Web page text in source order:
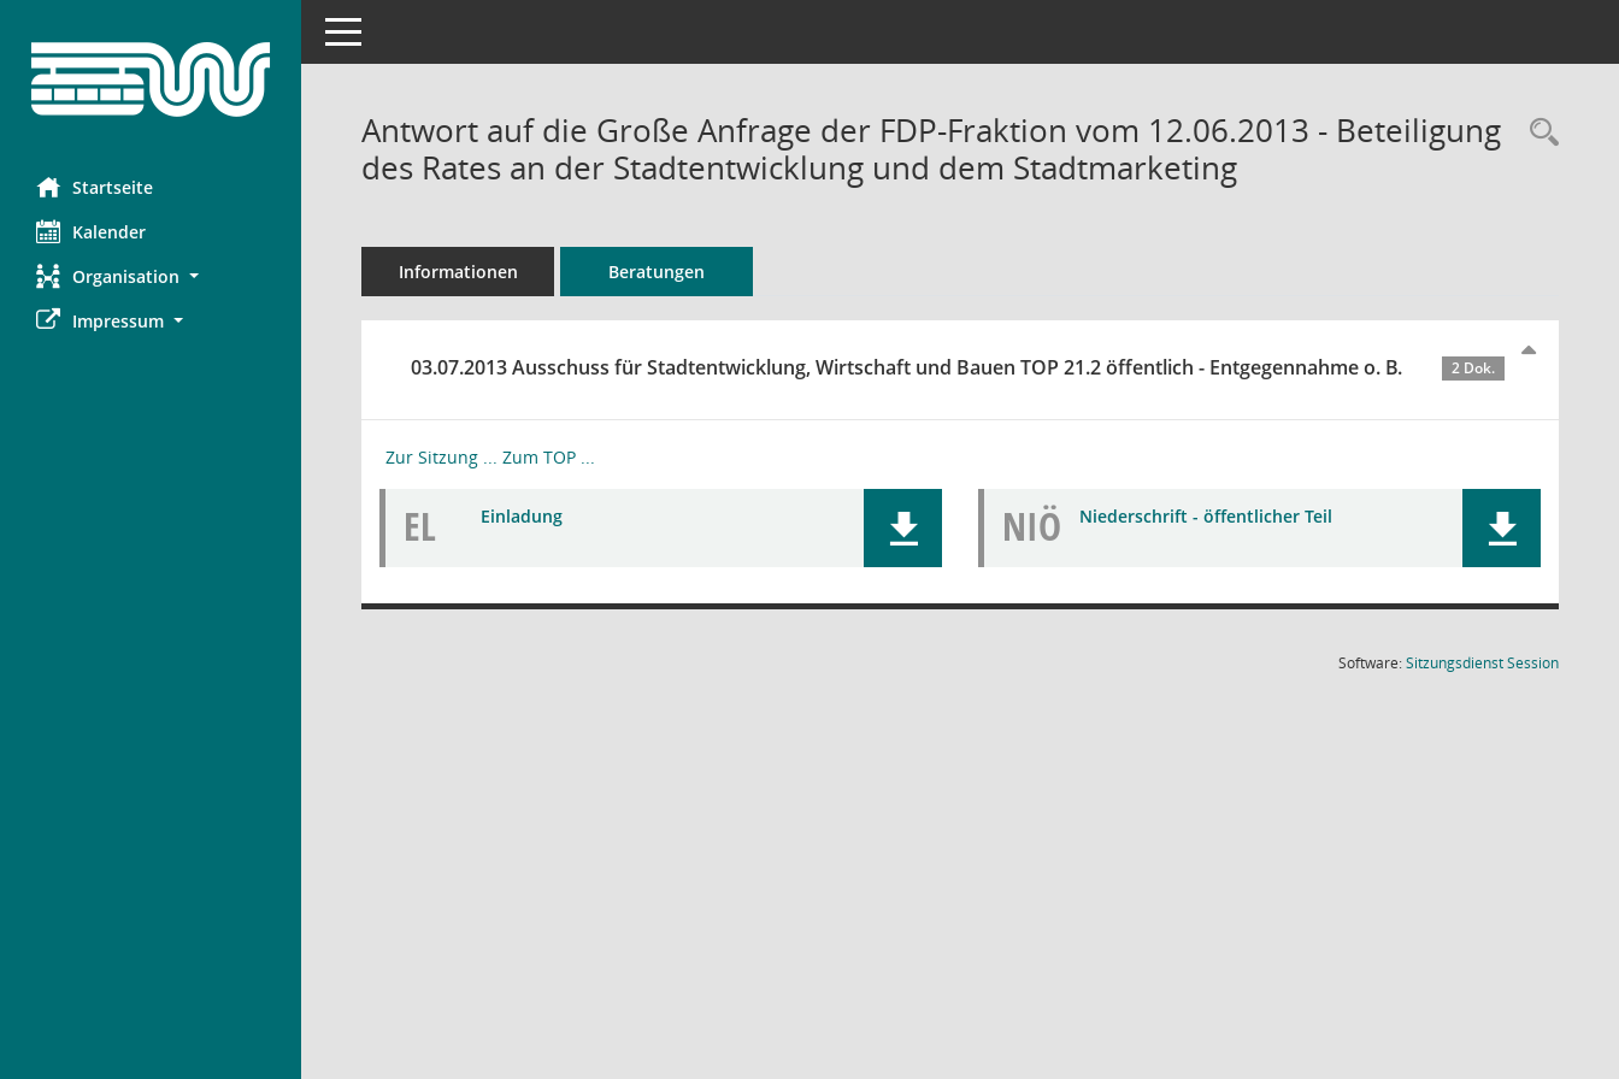
Startseite
Kalender
Organisation
Impressum
Toggle navigation
Antwort auf die Große Anfrage der FDP-Fraktion vom 12.06.2013 - Beteiligung
des Rates an der Stadtentwicklung und dem Stadtmarketing
Informationen Beratungen
03.07.2013 Ausschuss für Stadtentwicklung, Wirtschaft und Bauen TOP 21.2 öffentlich - Entgegennahme o. B. 2 Dok.
Zur Sitzung ... Zum TOP ...
EL Einladung NIÖ Niederschrift - öffentlicher Teil
Software:SitzungsdienstSession(Wird in